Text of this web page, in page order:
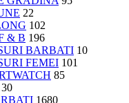
22
102
& B 196
BARBATI 10
FEMEI 101
85
30
1680